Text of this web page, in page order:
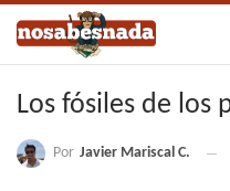
Los fósiles de los
Por Javier Mariscal C.